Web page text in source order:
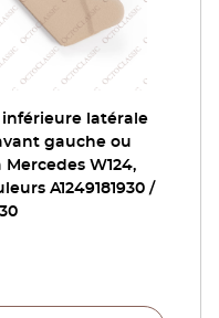
latérale
gauche ou
W124,
A1249181930 /